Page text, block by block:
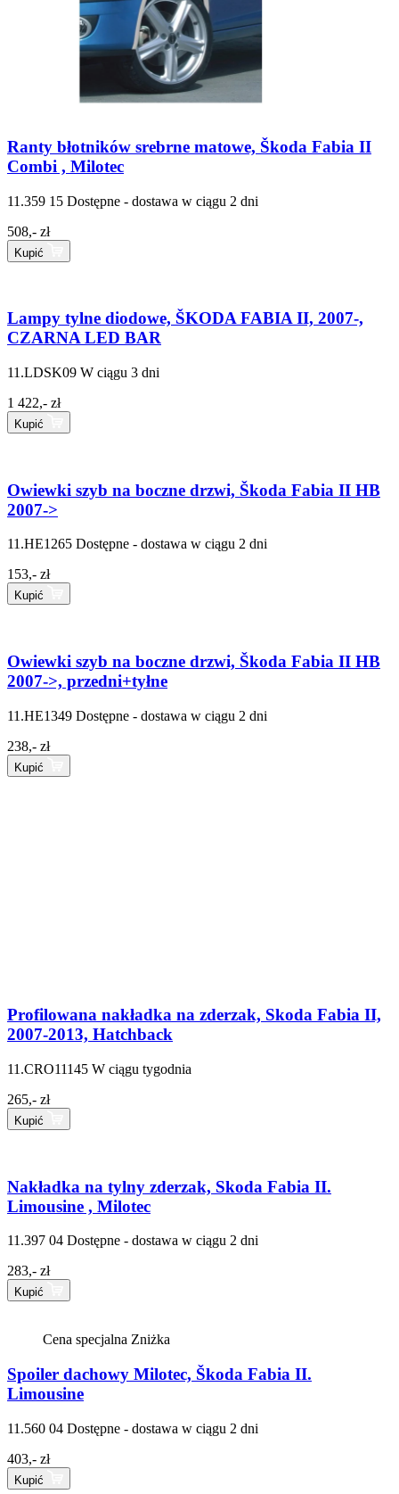
Ranty błotników srebrne matowe, Škoda Fabia II
Combi , Milotec
11.359 15 Dostępne - dostawa w ciągu 2 dni
508,- zł
Kupić
Lampy tylne diodowe, ŠKODA FABIA II, 2007-,
CZARNA LED BAR
11.LDSK09 W ciągu 3 dni
1 422,- zł
Kupić
Owiewki szyb na boczne drzwi, Škoda Fabia II HB
2007->
11.HE1265 Dostępne - dostawa w ciągu 2 dni
153,- zł
Kupić
Owiewki szyb na boczne drzwi, Škoda Fabia II HB
2007->, przedni+tyłne
11.HE1349 Dostępne - dostawa w ciągu 2 dni
238,- zł
Kupić
Profilowana nakładka na zderzak, Skoda Fabia II,
2007-2013, Hatchback
11.CRO11145 W ciągu tygodnia
265,- zł
Kupić
Nakładka na tylny zderzak, Skoda Fabia II.
Limousine , Milotec
11.397 04 Dostępne - dostawa w ciągu 2 dni
283,- zł
Kupić
Cena specjalna Zniżka
Spoiler dachowy Milotec, Škoda Fabia II.
Limousine
11.560 04 Dostępne - dostawa w ciągu 2 dni
403,- zł
Kupić